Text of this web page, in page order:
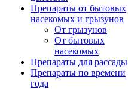
Препараты от бытовых
насекомых и грызунов
От грызунов
От бытовых
насекомых
Препараты для рассады
Препараты по времени
года